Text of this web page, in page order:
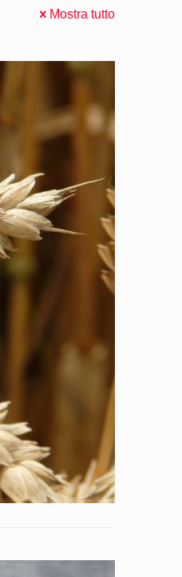
Mostra tutto